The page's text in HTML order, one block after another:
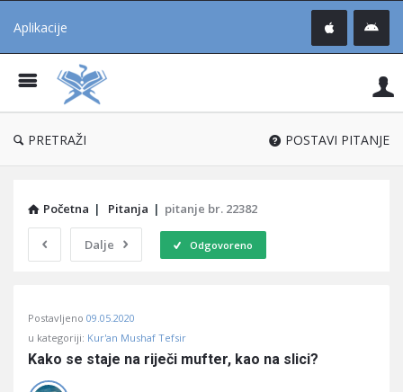
Aplikacije
®
PRETRAŽI POSTAVI PITANJE
Početna | Pitanja | pitanje br. 22382
Dalje Odgovoreno
Učene
Latest
Postavljeno 09.05.2020
u kategoriji: Kur'an Mushaf Tefsir
Kako se staje na riječi mufter, kao na slici?